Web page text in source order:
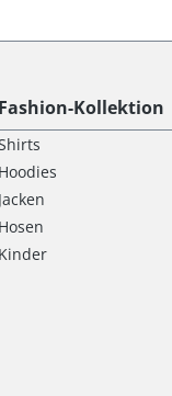
Fashion-Kollektion
Hoodies
Jacken
Hosen
Kinder